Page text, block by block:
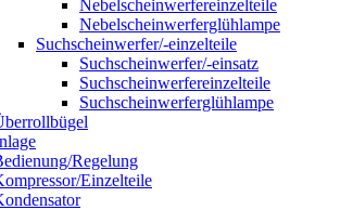
Nebelscheinwerfereinzelteile
Nebelscheinwerferglühlampe
Suchscheinwerfer/-einzelteile
Suchscheinwerfer/-einsatz
Suchscheinwerfereinzelteile
Suchscheinwerferglühlampe
Regelung
Einzelteile